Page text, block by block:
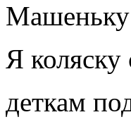
Машеньку
Я
деткам